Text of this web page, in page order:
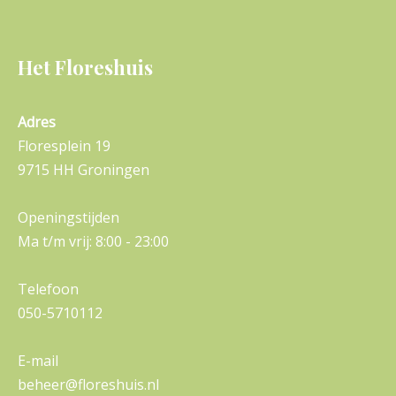
Het Floreshuis
Adres
Floresplein 19
9715 HH Groningen
Openingstijden
Ma t/m vrij: 8:00 - 23:00
Telefoon
050-5710112
E-mail
beheer@floreshuis.nl